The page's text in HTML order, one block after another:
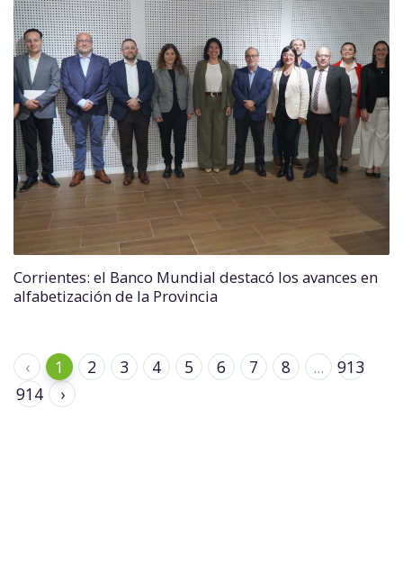
Corrientes: el Banco Mundial destacó los avances en
alfabetización de la Provincia
‹ 1 2 3 4 5 6 7 8 ...
913
914
›